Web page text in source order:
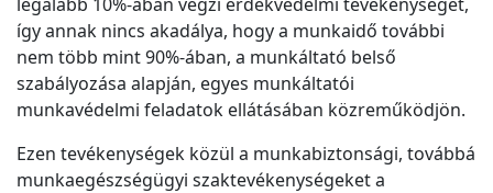
így annak nincs akadálya, hogy a munkaidő további
nem több mint 90%-ában, a munkáltató belső
szabályozása alapján, egyes munkáltatói
munkavédelmi feladatok ellátásában közreműködjön.
Ezen tevékenységek közül a munkabiztonsági, továbbá
munkaegészségügyi szaktevékenységeket a